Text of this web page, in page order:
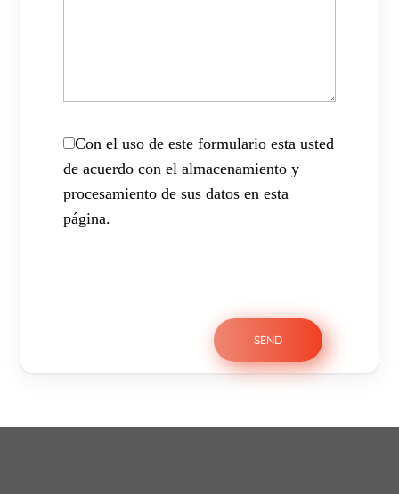
Con el uso de este formulario esta usted
de acuerdo con el almacenamiento y
procesamiento de sus datos en esta
página.